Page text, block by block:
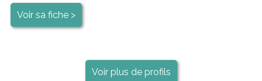
Voir sa fiche >
Voir plus de profils